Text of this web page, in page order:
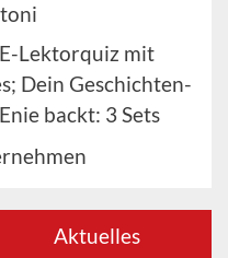
Lektorquiz mit
Dein Geschichten-
backt: 3 Sets
Aktuelles